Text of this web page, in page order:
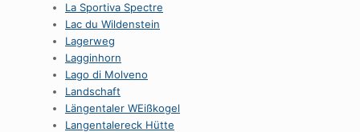
La Sportiva Spectre
Lac du Wildenstein
Lagerweg
Lagginhorn
Lago di Molveno
Landschaft
Längentaler WEißkogel
Langentalereck Hütte